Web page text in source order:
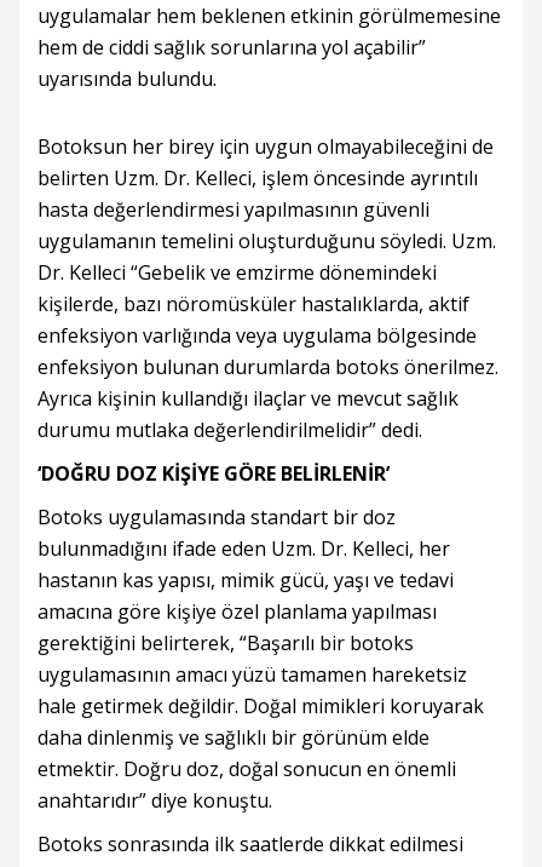
uygulamalar hem beklenen etkinin görülmemesine
hem de ciddi sağlık sorunlarına yol açabilir”
uyarısında bulundu.
Botoksun her birey için uygun olmayabileceğini de
belirten Uzm. Dr. Kelleci, işlem öncesinde ayrıntılı
hasta değerlendirmesi yapılmasının güvenli
uygulamanın temelini oluşturduğunu söyledi. Uzm.
Dr. Kelleci “Gebelik ve emzirme dönemindeki
kişilerde, bazı nöromüsküler hastalıklarda, aktif
enfeksiyon varlığında veya uygulama bölgesinde
enfeksiyon bulunan durumlarda botoks önerilmez.
Ayrıca kişinin kullandığı ilaçlar ve mevcut sağlık
durumu mutlaka değerlendirilmelidir” dedi.
‘DOĞRU DOZ KİŞİYE GÖRE BELİRLENİR’
Botoks uygulamasında standart bir doz
bulunmadığını ifade eden Uzm. Dr. Kelleci, her
hastanın kas yapısı, mimik gücü, yaşı ve tedavi
amacına göre kişiye özel planlama yapılması
gerektiğini belirterek, “Başarılı bir botoks
uygulamasının amacı yüzü tamamen hareketsiz
hale getirmek değildir. Doğal mimikleri koruyarak
daha dinlenmiş ve sağlıklı bir görünüm elde
etmektir. Doğru doz, doğal sonucun en önemli
anahtarıdır” diye konuştu.
Botoks sonrasında ilk saatlerde dikkat edilmesi